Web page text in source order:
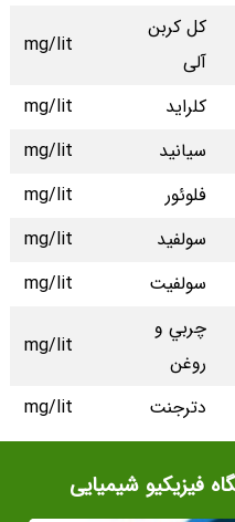
كل کربن
آلی
mg/lit
كلراید
mg/lit
سيانيد
mg/lit
فلوئور
mg/lit
سولفيد
mg/lit
سولفيت mg/lit
چربي و
روغن
mg/lit
دترجنت mg/lit
فیزیکیو شیمیایی